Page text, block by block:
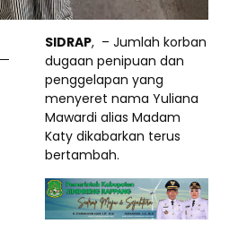
SIDRAP, – Jumlah korban
dugaan penipuan dan
penggelapan yang
menyeret nama Yuliana
Mawardi alias Madam
Katy dikabarkan terus
bertambah.